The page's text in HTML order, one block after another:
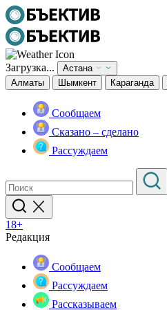
Загрузка...
Астана
Алматы
Шымкент Караганда
Сообщаем
Сказано – сделано
Рассуждаем
18+
Редакция
Сообщаем
Рассуждаем
Рассказываем